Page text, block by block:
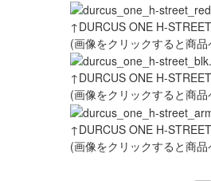
↑DURCUS ONE H-
(画像をクリックすると商品
↑DURCUS ONE H-
(画像をクリックすると商品
↑DURCUS ONE H-
(画像をクリックすると商品